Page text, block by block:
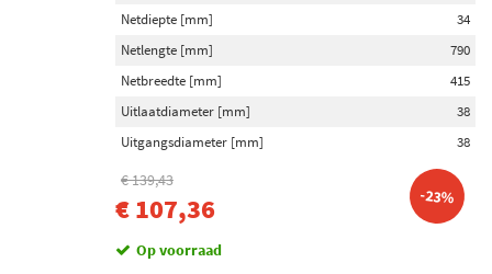
Netdiepte [mm]
34
Netlengte [mm]
790
Netbreedte [mm]
415
Uitlaatdiameter [mm]
38
Uitgangsdiameter [mm]
38
€ 139,43
€ 107,36 -23%
Op voorraad